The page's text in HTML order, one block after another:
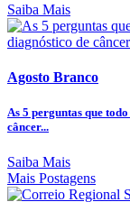
Saiba Mais
Agosto Branco
As 5 perguntas que
câncer...
Saiba Mais
Mais Postagens